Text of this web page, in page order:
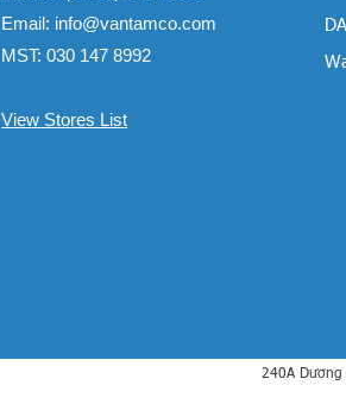
Email: info@vantamco.com
MST: 030 147 8992
View Stores List
240A